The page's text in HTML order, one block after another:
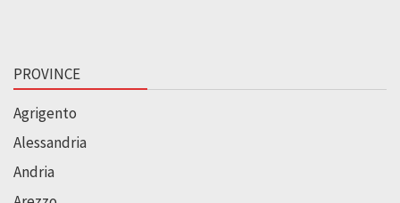
PROVINCE
Agrigento
Alessandria
Andria